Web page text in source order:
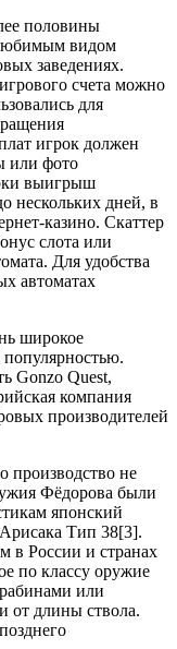
половины
видом
заведениях.
счета можно
для
игрок должен
или фото
выигрыш
нескольких дней, в
казино. Скаттер
слота или
Для удобства
автоматах
широкое
Gonzo Quest,
компания
производителей
производство не
Фёдорова были
японский
Тип 38[3].
в России и странах
по классу оружие
или
от длины ствола.